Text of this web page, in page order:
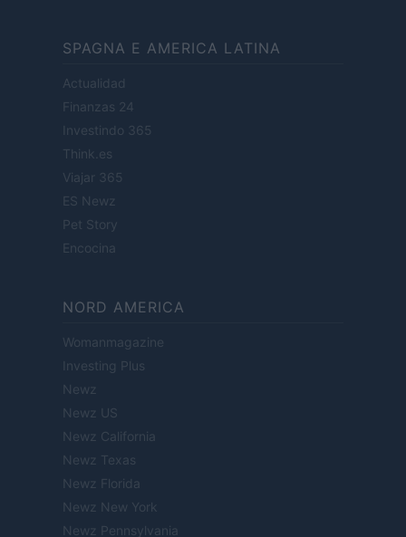
SPAGNA E AMERICA LATINA
Actualidad
Finanzas 24
Investindo 365
Think.es
Viajar 365
ES Newz
Pet Story
Encocina
NORD AMERICA
Womanmagazine
Investing Plus
Newz
Newz US
Newz California
Newz Texas
Newz Florida
Newz New York
Newz Pennsylvania